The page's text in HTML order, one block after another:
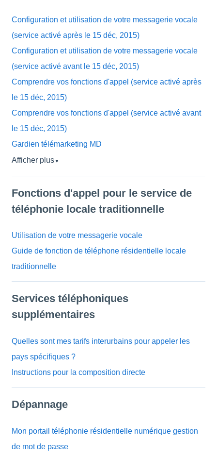
Configuration et utilisation de votre messagerie vocale
(service activé après le 15 déc, 2015)
Configuration et utilisation de votre messagerie vocale
(service activé avant le 15 déc, 2015)
Comprendre vos fonctions d'appel (service activé après
le 15 déc, 2015)
Comprendre vos fonctions d'appel (service activé avant
le 15 déc, 2015)
Gardien télémarketing MD
Afficher plus▼
Fonctions d'appel pour le service de
téléphonie locale traditionnelle
Utilisation de votre messagerie vocale
Guide de fonction de téléphone résidentielle locale
traditionnelle
Services téléphoniques
supplémentaires
Quelles sont mes tarifs interurbains pour appeler les
pays spécifiques ?
Instructions pour la composition directe
Dépannage
Mon portail téléphonie résidentielle numérique gestion
de mot de passe